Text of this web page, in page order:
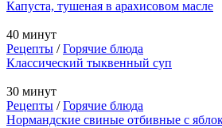
Капуста, тушеная в арахисовом масле
40 минут
Рецепты /Горячие блюда
Классический тыквенный суп
30 минут
Рецепты /Горячие блюда
Нормандские свиные отбивные с